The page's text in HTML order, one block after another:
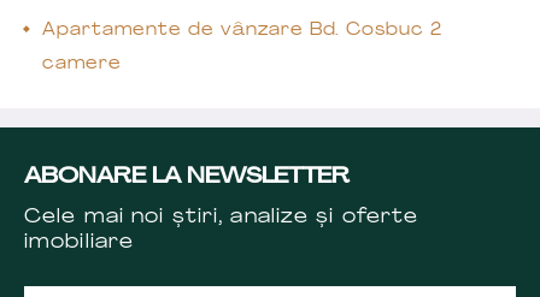
Apartamente de vânzare Bd. Cosbuc 2
camere
ABONARE LA NEWSLETTER
Cele mai noi știri, analize și oferte
imobiliare